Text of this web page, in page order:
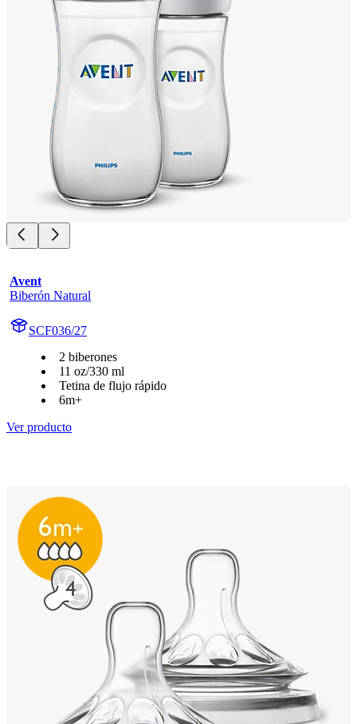
Avent
Biberón Natural
SCF036/27
2 biberones
11 oz/330 ml
Tetina de flujo rápido
6m+
Ver producto